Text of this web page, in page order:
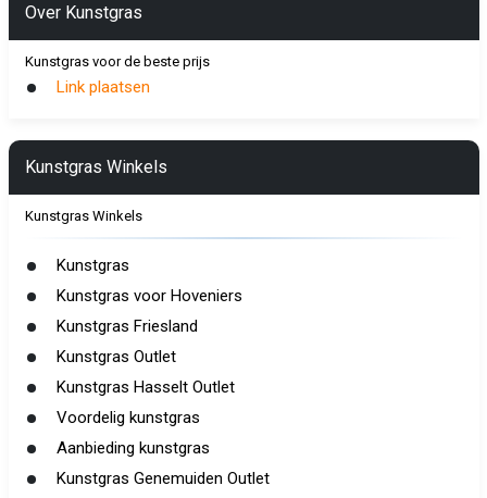
Over Kunstgras
Kunstgras voor de beste prijs
Link plaatsen
Kunstgras Winkels
Kunstgras Winkels
Kunstgras
Kunstgras voor Hoveniers
Kunstgras Friesland
Kunstgras Outlet
Kunstgras Hasselt Outlet
Voordelig kunstgras
Aanbieding kunstgras
Kunstgras Genemuiden Outlet